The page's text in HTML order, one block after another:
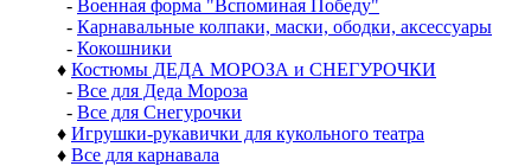
- Военная форма "Вспоминая Победу"
- Карнавальные колпаки, маски, ободки, аксессуары
- Кокошники
♦ Костюмы ДЕДА МОРОЗА и СНЕГУРОЧКИ
- Все для Деда Мороза
- Все для Снегурочки
♦ Игрушки-рукавички для кукольного театра
♦ Все для карнавала